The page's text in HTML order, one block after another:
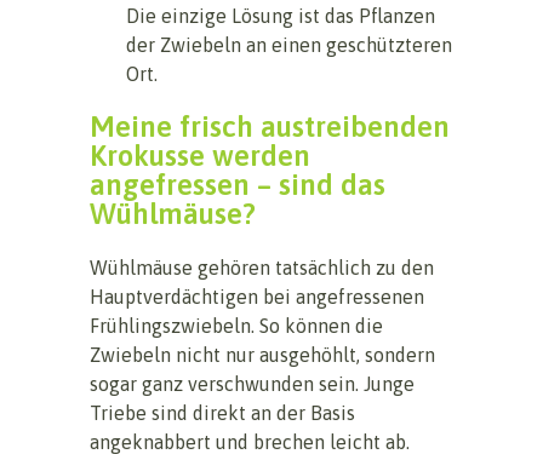
Die einzige Lösung ist das Pflanzen
der Zwiebeln an einen geschützteren
Ort.
Meine frisch austreibenden
Krokusse werden
angefressen – sind das
Wühlmäuse?
Wühlmäuse gehören tatsächlich zu den
Hauptverdächtigen bei angefressenen
Frühlingszwiebeln. So können die
Zwiebeln nicht nur ausgehöhlt, sondern
sogar ganz verschwunden sein. Junge
Triebe sind direkt an der Basis
angeknabbert und brechen leicht ab.